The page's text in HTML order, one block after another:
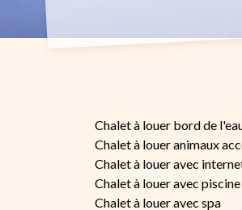
Chalet à louer bord de
Chalet à louer animaux
Chalet à louer avec
Chalet à louer avec piscine
Chalet à louer avec spa